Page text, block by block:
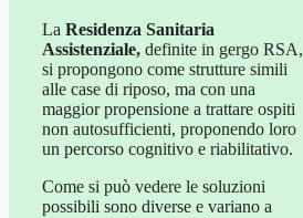
La Residenza Sanitaria
Assistenziale, definite in gergo RSA,
si propongono come strutture simili
alle case di riposo, ma con una
maggior propensione a trattare ospiti
non autosufficienti, proponendo loro
un percorso cognitivo e riabilitativo.
Come si può vedere le soluzioni
possibili sono diverse e variano a